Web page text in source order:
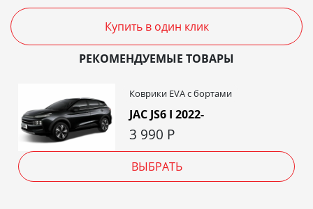
Купить в один клик
РЕКОМЕНДУЕМЫЕ ТОВАРЫ
Коврики EVA c бортами
JAC JS6 I 2022-
3 990 Р
ВЫБРАТЬ